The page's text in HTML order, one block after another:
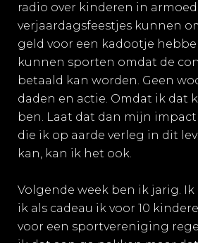
radio over kinderen in
verjaardagsfeestjes kunnen
geld voor een kadootje
kunnen sporten omdat de
betaald kan worden. Geen
daden en actie. Omdat ik dat
ben. Laat dat dan mijn impact
die ik op aarde verleg in dit
kan, kan ik het ook.
Volgende week ben ik jarig.
ik als cadeau ik voor 10
voor een sportvereniging